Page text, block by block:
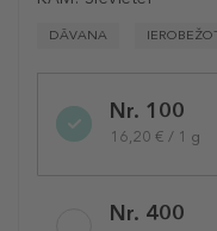
DĀVANA
variationNr. 100
16,20 € / 1 g
Nr. 400